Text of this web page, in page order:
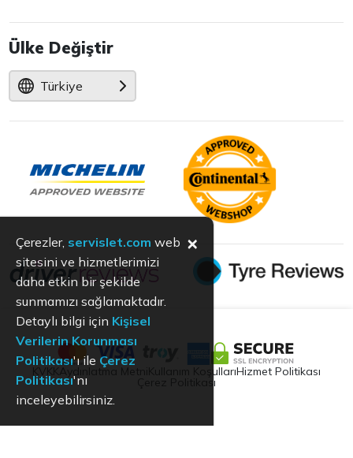
Ülke Değiştir
Türkiye
Aydınlatma Metni Kullanım KoşullarıHizmet Politikası
Çerez Politikası
Çerezler, servislet.com web
sitesini ve hizmetlerimizi
daha etkin bir şekilde
sunmamızı sağlamaktadır.
Detaylı bilgi için Kişisel
Verilerin Korunması
Politikası'ı ile Çerez
Politikası'nı
inceleyebilirsiniz.
×